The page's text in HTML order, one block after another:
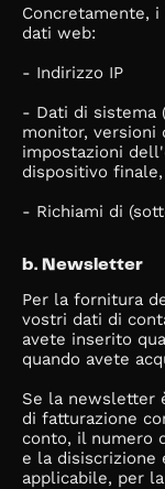
Concretamente,
dati web:
- Indirizzo IP
- Dati di sistema
monitor, versioni
impostazioni
dispositivo
- Richiami di
b. Newsletter
Per la fornitura
vostri dati di
avete inserito
quando avete
Se la newsletter
di fatturazione
conto, il numero
e la disiscrizione
applicabile, per